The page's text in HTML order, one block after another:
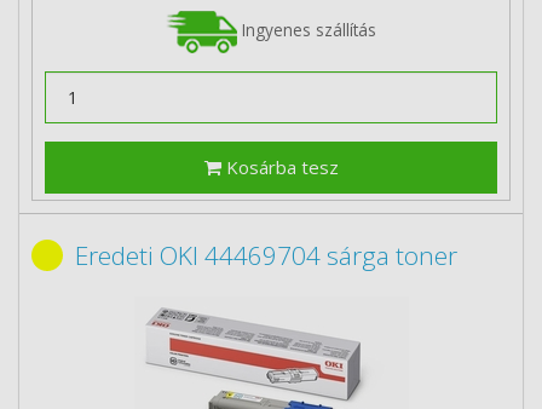
Ingyenes szállítás
Kosárba tesz
Eredeti OKI 44469704 sárga toner